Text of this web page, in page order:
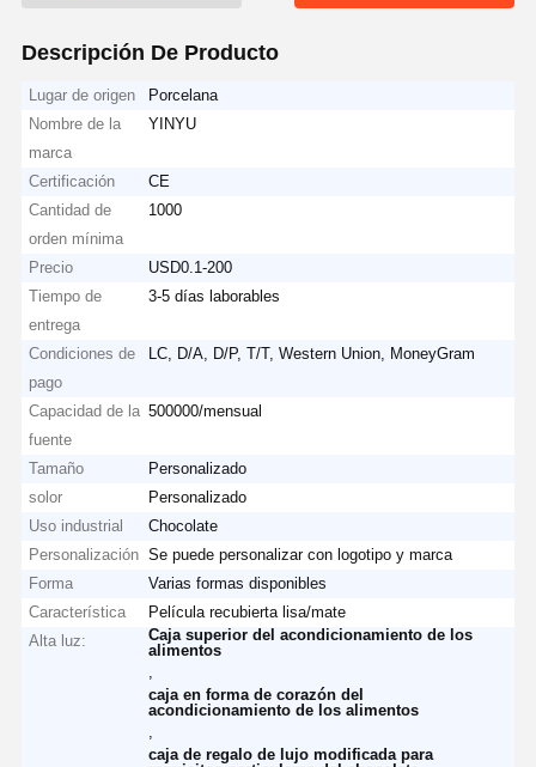
Descripción De Producto
Lugar de origen
Porcelana
Nombre de la
marca
YINYU
Certificación
CE
Cantidad de
orden mínima
1000
Precio
USD0.1-200
Tiempo de
entrega
3-5 días laborables
Condiciones de
pago
LC, D/A, D/P, T/T, Western Union, MoneyGram
Capacidad de la
fuente
500000/mensual
Tamaño
Personalizado
solor
Personalizado
Uso industrial
Chocolate
Personalización Se puede personalizar con logotipo y marca
Forma
Varias formas disponibles
Característica
Película recubierta lisa/mate
Alta luz:
Caja superior del acondicionamiento de los
alimentos
caja en forma de corazón del
acondicionamiento de los alimentos
caja de regalo de lujo modificada para